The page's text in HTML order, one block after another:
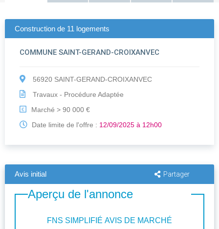
Construction de 11 logements
COMMUNE SAINT-GERAND-CROIXANVEC
56920 SAINT-GERAND-CROIXANVEC
Travaux - Procédure Adaptée
€
Marché > 90 000 €
Date limite de l'offre : 12/09/2025 à 12h00
Avis initial Partager
Aperçu de l'annonce
FNS SIMPLIFIÉ AVIS DE MARCHÉ